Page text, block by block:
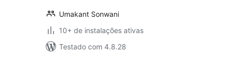
Umakant Sonwani
10+ de instalações ativas
Testado com 4.8.28